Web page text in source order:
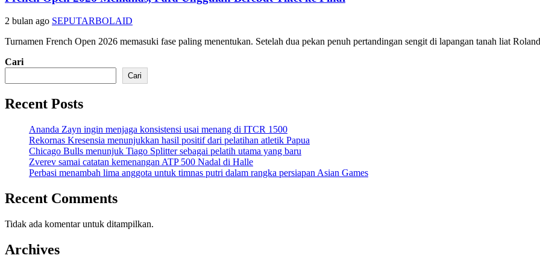
2 bulan ago SEPUTARBOLAID
Turnamen French Open 2026 memasuki fase paling menentukan. Setelah dua pekan penuh pertandingan sengit di lapangan tanah liat
Cari
Cari
Recent Posts
Ananda Zayn ingin menjaga konsistensi usai menang di ITCR 1500
Rekornas Kresensia menunjukkan hasil positif dari pelatihan atletik Papua
Chicago Bulls menunjuk Tiago Splitter sebagai pelatih utama yang baru
Zverev samai catatan kemenangan ATP 500 Nadal di Halle
Perbasi menambah lima anggota untuk timnas putri dalam rangka persiapan Asian Games
Recent Comments
Tidak ada komentar untuk ditampilkan.
Archives